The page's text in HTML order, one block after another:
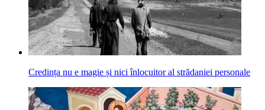
Credința nu e magie și nici înlocuitor al strădaniei personale